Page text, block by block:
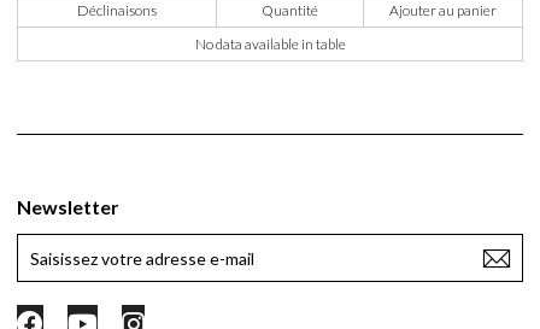
Déclinaisons Quantité
Ajouter au panier
No data available in table
Newsletter